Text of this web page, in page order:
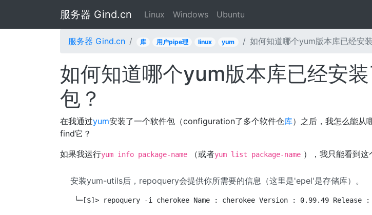
服务器 Gind.cn Linux Windows Ubuntu
服务器 Gind.cn 库 用户pipe理 linux yum 如何知道哪个yum版本库已经安
如何知道哪个yum版本库已经安
包？
在我通过yum安装了一个软件包（configuration了多个软件仓库）之后，我怎么能从
find它？
如果我运行yum info package-name （或者yum list package-name ），我只能看到这
安装yum-utils后，repoquery会提供你所需要的信息（这里是'epel'是存储库）。
└─[$]> repoquery -i cherokee Name : cherokee Version : 0.99.49